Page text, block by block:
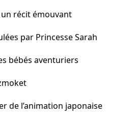
un récit émouvant
par Princesse Sarah
bébés aventuriers
de l’animation japonaise